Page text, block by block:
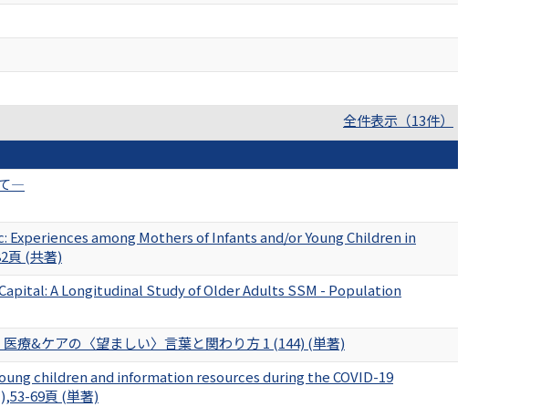
全件表示（13件）
―
among Mothers of Infants and/or Young Children in
頁 (共著)
A Longitudinal Study of Older Adults SSM - Population
療&ケアの〈望ましい〉言葉と関わり方 1 (144) (単著)
children and information resources during the COVID-19
69頁 (単著)